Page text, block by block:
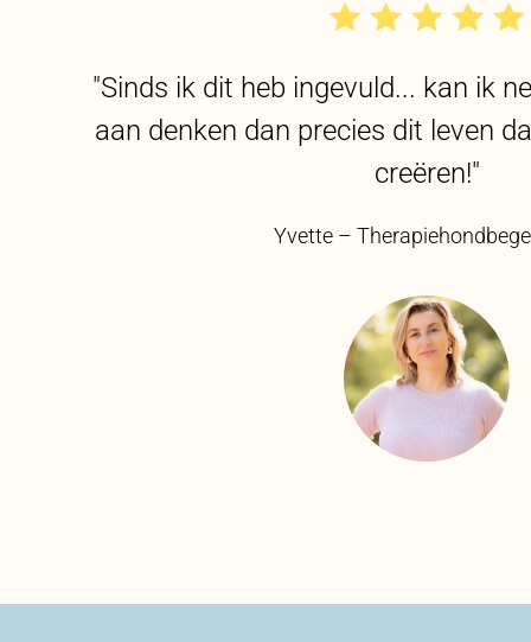
"Sinds ik dit heb ingevuld... kan ik
aan denken dan precies dit leven
creëren!"
Yvette –